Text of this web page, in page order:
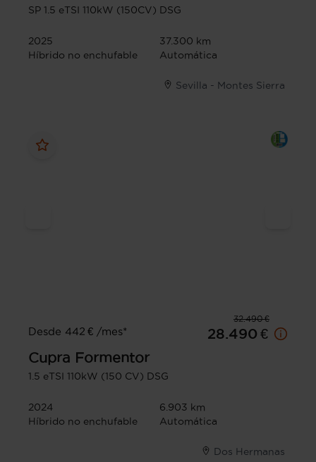
SP 1.5 eTSI 110kW (150CV) DSG
2025
37.300 km
Híbrido no enchufable
Automática
Sevilla - Montes Sierra
32.490 €
Desde 442 € /mes*
28.490 €
Cupra Formentor
1.5 eTSI 110kW (150 CV) DSG
2024
6.903 km
Híbrido no enchufable
Automática
Dos Hermanas